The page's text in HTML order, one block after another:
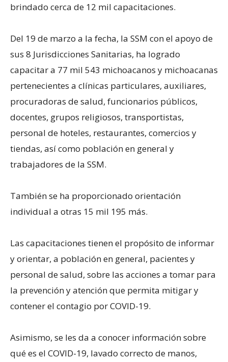
brindado cerca de 12 mil capacitaciones.
Del 19 de marzo a la fecha, la SSM con el apoyo de
sus 8 Jurisdicciones Sanitarias, ha logrado
capacitar a 77 mil 543 michoacanos y michoacanas
pertenecientes a clínicas particulares, auxiliares,
procuradoras de salud, funcionarios públicos,
docentes, grupos religiosos, transportistas,
personal de hoteles, restaurantes, comercios y
tiendas, así como población en general y
trabajadores de la SSM.
También se ha proporcionado orientación
individual a otras 15 mil 195 más.
Las capacitaciones tienen el propósito de informar
y orientar, a población en general, pacientes y
personal de salud, sobre las acciones a tomar para
la prevención y atención que permita mitigar y
contener el contagio por COVID-19.
Asimismo, se les da a conocer información sobre
qué es el COVID-19, lavado correcto de manos,